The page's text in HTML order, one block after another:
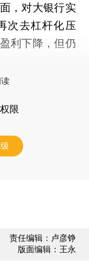
，对大银行实
次去杠杆化压
利下降，但仍
限
责任编辑：卢彦铮
版面编辑：王永